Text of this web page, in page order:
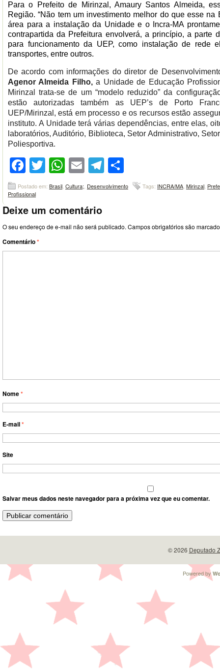
Para o Prefeito de Mirinzal, Amaury Santos Almeida,
Região. “Não tem um investimento melhor do que esse na
área para a instalação da Unidade e o Incra-MA
contrapartida da Prefeitura envolverá, a princípio, a parte
para funcionamento da UEP, como instalação de rede
transportes, entre outros.
De acordo com informações do diretor de
Agenor Almeida Filho,a Unidade de Educação
Mirinzal trata-se de um “modelo reduzido” da
estão autorizadas também as UEP’s de Porto
UEP/Mirinzal, está em processo e os recursos estão
instituto. A Unidade terá várias dependências, entre elas,
laboratórios, Auditório, Biblioteca, Setor Administrativo,
Poliesportiva.
Facebook
Twitter
WhatsApp
EmailTelegram
Postado em: Brasil Cultura; Desenvolvimento Tags: INCRA/MA Mirinzal
Profissional
Deixe um comentário
O seu endereço de e-mail não será publicado. Campos obrigatórios são
Comentário*
Nome*
E-mail*
Site
Salvar meus dados neste navegador para a próxima vez que eu comentar.
© 2026 Deputado
Powered by